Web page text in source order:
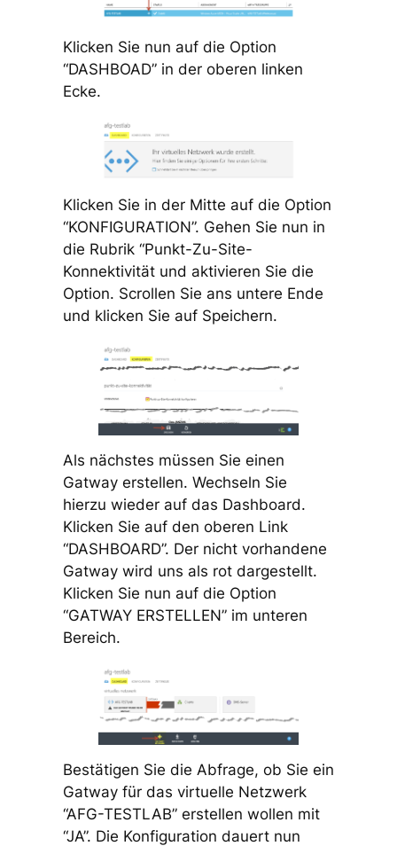
Klicken Sie nun auf die Option
“DASHBOAD” in der oberen linken
Ecke.
Klicken Sie in der Mitte auf die Option
“KONFIGURATION”. Gehen Sie nun in
die Rubrik “Punkt-Zu-Site-
Konnektivität und aktivieren Sie die
Option. Scrollen Sie ans untere Ende
und klicken Sie auf Speichern.
Als nächstes müssen Sie einen
Gatway erstellen. Wechseln Sie
hierzu wieder auf das Dashboard.
Klicken Sie auf den oberen Link
“DASHBOARD”. Der nicht vorhandene
Gatway wird uns als rot dargestellt.
Klicken Sie nun auf die Option
“GATWAY ERSTELLEN” im unteren
Bereich.
Bestätigen Sie die Abfrage, ob Sie ein
Gatway für das virtuelle Netzwerk
“AFG-TESTLAB” erstellen wollen mit
“JA”. Die Konfiguration dauert nun